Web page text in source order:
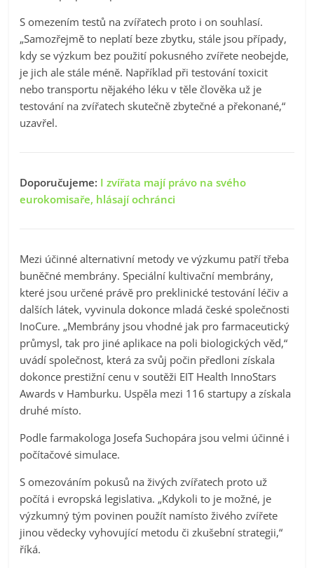
S omezením testů na zvířatech proto i on souhlasí.
„Samozřejmě to neplatí beze zbytku, stále jsou případy,
kdy se výzkum bez použití pokusného zvířete neobejde,
je jich ale stále méně. Například při testování toxicit
nebo transportu nějakého léku v těle člověka už je
testování na zvířatech skutečně zbytečné a překonané,“
uzavřel.
Doporučujeme: I zvířata mají právo na svého
eurokomisaře, hlásají ochránci
Mezi účinné alternativní metody ve výzkumu patří třeba
buněčné membrány. Speciální kultivační membrány,
které jsou určené právě pro preklinické testování léčiv a
dalších látek, vyvinula dokonce mladá české společnosti
InoCure. „Membrány jsou vhodné jak pro farmaceutický
průmysl, tak pro jiné aplikace na poli biologických věd,“
uvádí společnost, která za svůj počin předloni získala
dokonce prestižní cenu v soutěži EIT Health InnoStars
Awards v Hamburku. Uspěla mezi 116 startupy a získala
druhé místo.
Podle farmakologa Josefa Suchopára jsou velmi účinné i
počítačové simulace.
S omezováním pokusů na živých zvířatech proto už
počítá i evropská legislativa. „Kdykoli to je možné, je
výzkumný tým povinen použít namísto živého zvířete
jinou vědecky vyhovující metodu či zkušební strategii,“
říká.